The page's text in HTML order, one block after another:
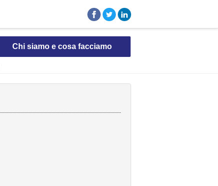
Chi siamo e cosa facciamo